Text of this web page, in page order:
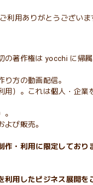
用ありがとうござい
著作権は yocchi に帰
方の動画配信。
）。これは個人・企
び販売。
・利用に限定しており
用したビジネス展開